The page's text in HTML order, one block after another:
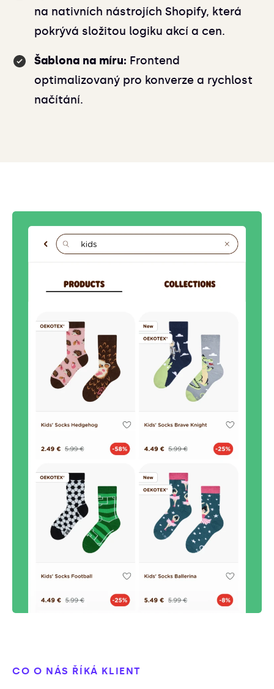
na nativních nástrojích Shopify, která
pokrývá složitou logiku akcí a cen.
Šablona na míru: Frontend
optimalizovaný pro konverze a rychlost
načítání.
CO O NÁS ŘÍKÁ KLIENT